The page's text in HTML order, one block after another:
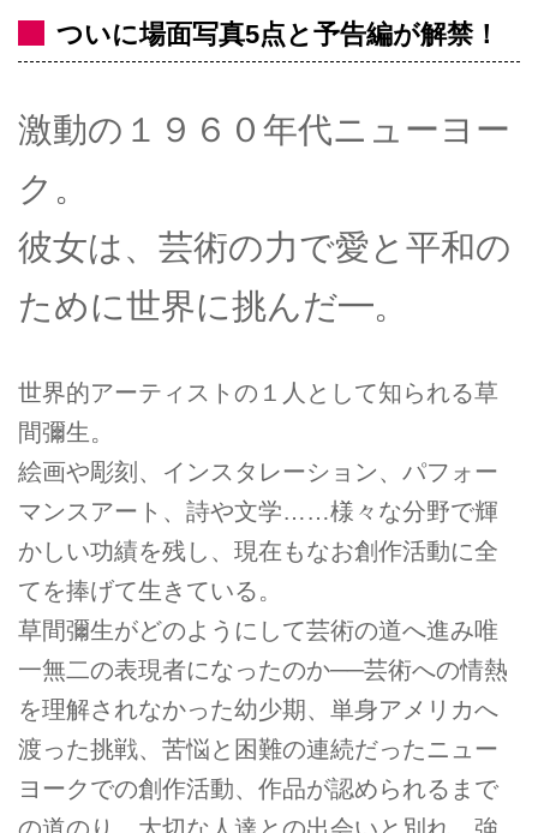
ついに場面写真5点と予告編が解禁！
激動の１９６０年代ニューヨー
ク。
彼女は、芸術の力で愛と平和の
ために世界に挑んだ━。
世界的アーティストの１人として知られる草
間彌生。
絵画や彫刻、インスタレーション、パフォー
マンスアート、詩や文学……様々な分野で輝
かしい功績を残し、現在もなお創作活動に全
てを捧げて生きている。
草間彌生がどのようにして芸術の道へ進み唯
一無二の表現者になったのか──芸術への情熱
を理解されなかった幼少期、単身アメリカへ
渡った挑戦、苦悩と困難の連続だったニュー
ヨークでの創作活動、作品が認められるまで
の道のり、大切な人達との出会いと別れ、強